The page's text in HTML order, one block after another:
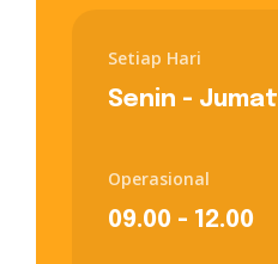
Setiap Hari
Senin - Jumat
Operasional
09.00 - 12.00